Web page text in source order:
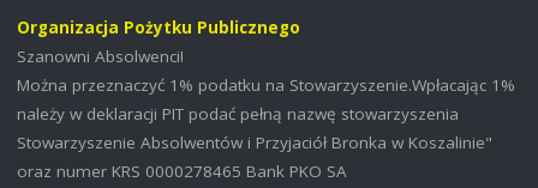
Organizacja Pożytku Publicznego
Szanowni Absolwenci!
Można przeznaczyć 1% podatku na Stowarzyszenie.Wpłacając 1%
należy w deklaracji PIT podać pełną nazwę stowarzyszenia
Stowarzyszenie Absolwentów i Przyjaciół Bronka w Koszalinie"
oraz numer KRS 0000278465 Bank PKO SA